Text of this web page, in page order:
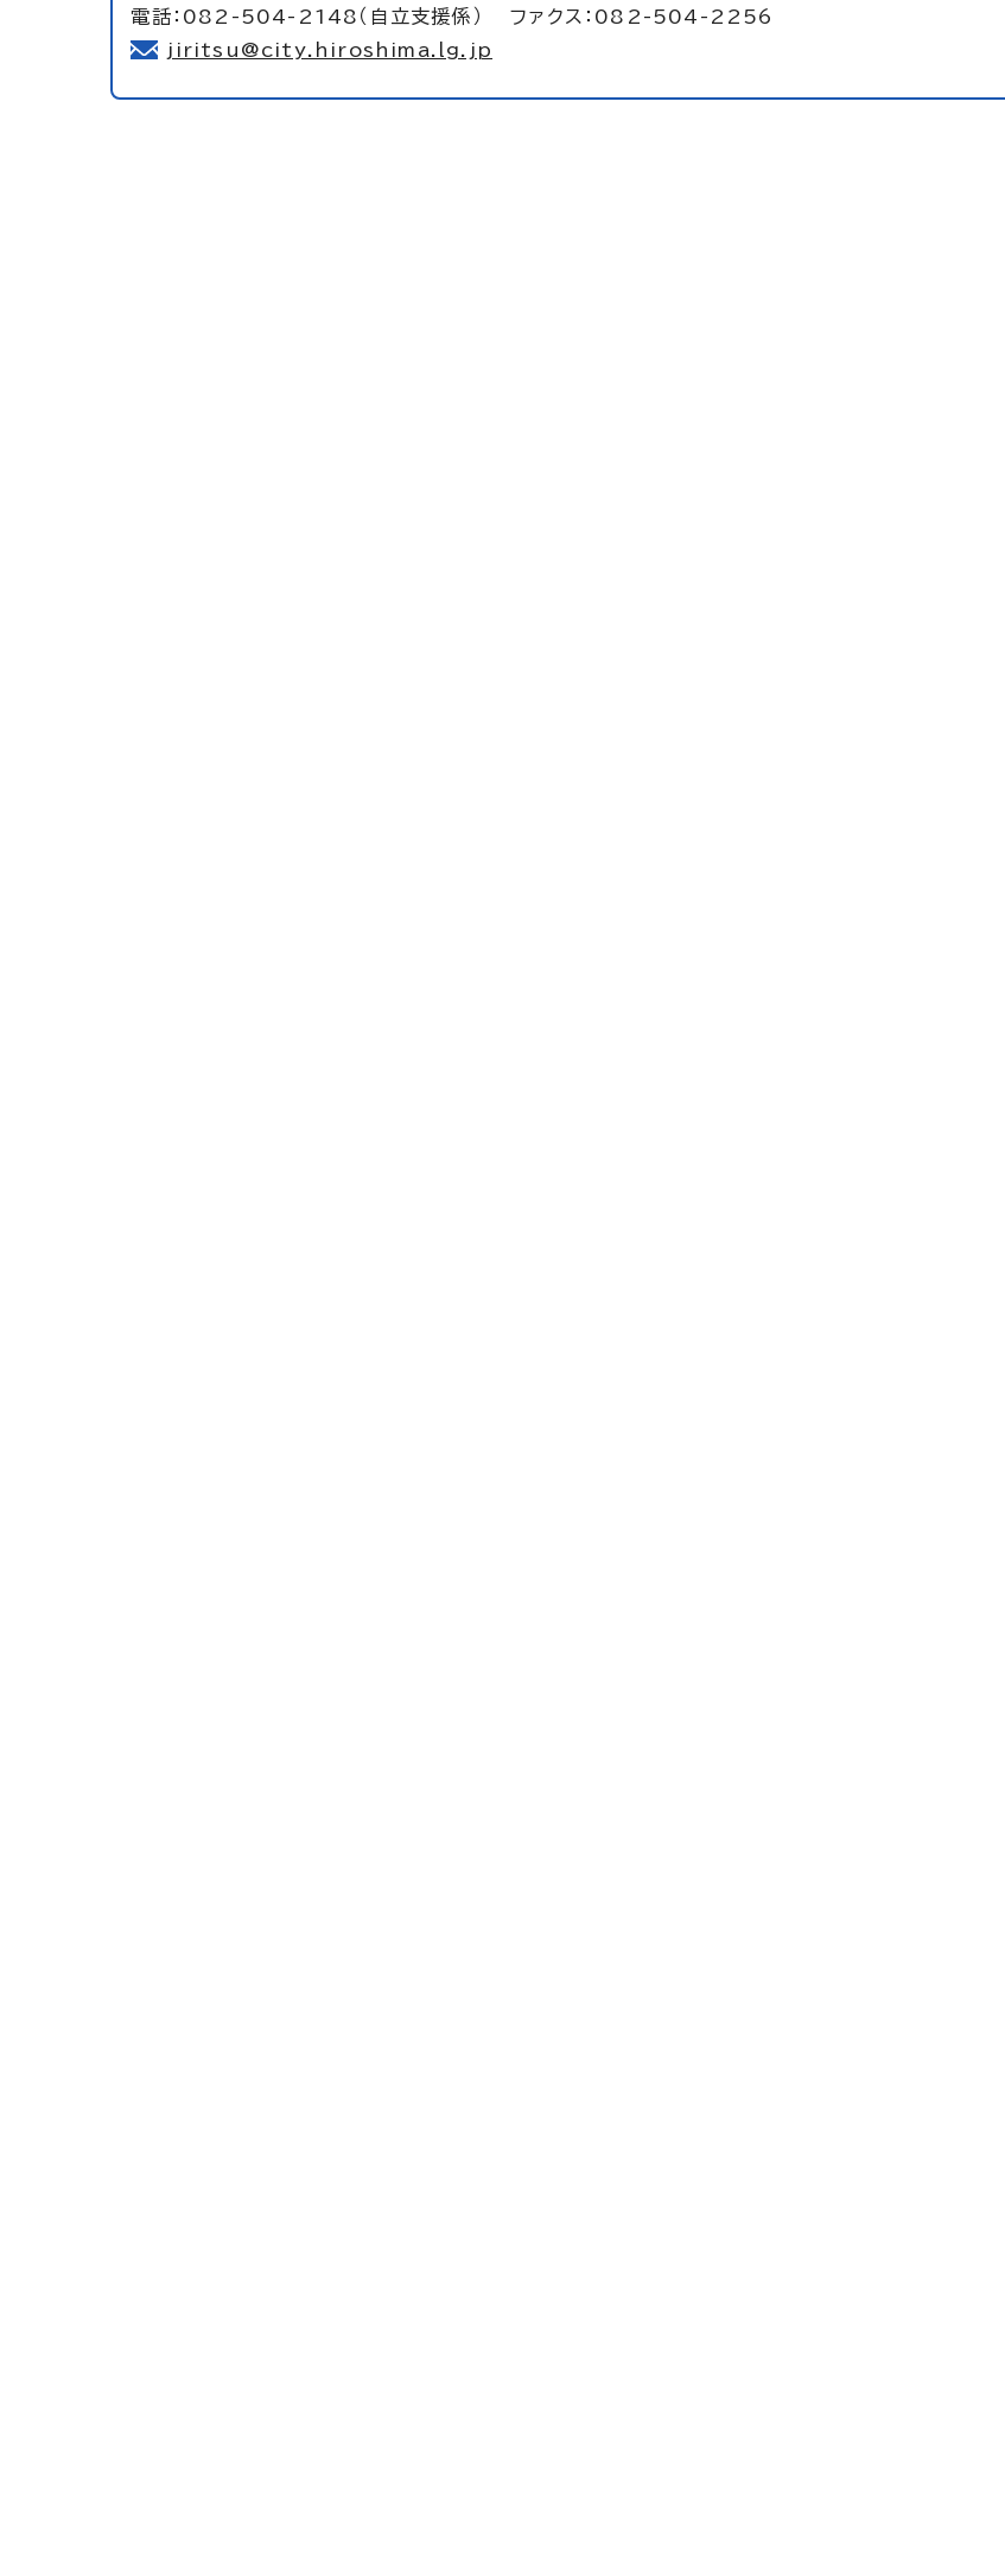
電話：082-504-2148（自立支援係） ファクス：082-504-2256
jiritsu@city.hiroshima.lg.jp